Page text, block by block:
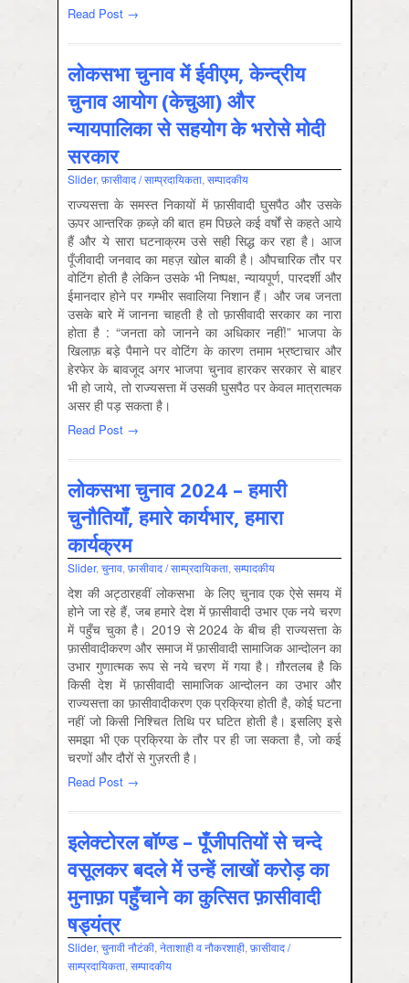
Read Post →
लोकसभा चुनाव में ईवीएम, केन्द्रीय
चुनाव आयोग (केचुआ) और
न्यायपालिका से सहयोग के भरोसे मोदी
सरकार
Slider, फ़ासीवाद / साम्‍प्रदायिकता, सम्‍पादकीय
राज्यसत्ता के समस्त निकायों में फ़ासीवादी घुसपैठ और उसके
ऊपर आन्तरिक क़ब्ज़े की बात हम पिछले कई वर्षों से कहते आये
हैं और ये सारा घटनाक्रम उसे सही सिद्ध कर रहा है। आज
पूँजीवादी जनवाद का महज़ खोल बाकी है। औपचारिक तौर पर
वोटिंग होती है लेकिन उसके भी निष्पक्ष, न्यायपूर्ण, पारदर्शी और
ईमानदार होने पर गम्भीर सवालिया निशान हैं। और जब जनता
उसके बारे में जानना चाहती है तो फ़ासीवादी सरकार का नारा
होता है : “जनता को जानने का अधिकार नहीं!” भाजपा के
खिलाफ़ बड़े पैमाने पर वोटिंग के कारण तमाम भ्रष्टाचार और
हेरफेर के बावजूद अगर भाजपा चुनाव हारकर सरकार से बाहर
भी हो जाये, तो राज्यसत्ता में उसकी घुसपैठ पर केवल मात्रात्मक
असर ही पड़ सकता है।
Read Post →
लोकसभा चुनाव 2024 – हमारी
चुनौतियाँ, हमारे कार्यभार, हमारा
कार्यक्रम
Slider, चुनाव, फ़ासीवाद / साम्‍प्रदायिकता, सम्‍पादकीय
देश की अट्ठारहवीं लोकसभा के लिए चुनाव एक ऐसे समय में
होने जा रहे हैं, जब हमारे देश में फ़ासीवादी उभार एक नये चरण
में पहुँच चुका है। 2019 से 2024 के बीच ही राज्यसत्ता के
फ़ासीवादीकरण और समाज में फ़ासीवादी सामाजिक आन्दोलन का
उभार गुणात्मक रूप से नये चरण में गया है। ग़ौरतलब है कि
किसी देश में फ़ासीवादी सामाजिक आन्दोलन का उभार और
राज्यसत्ता का फ़ासीवादीकरण एक प्रक्रिया होती है, कोई घटना
नहीं जो किसी निश्चित तिथि पर घटित होती है। इसलिए इसे
समझा भी एक प्रक्रिया के तौर पर ही जा सकता है, जो कई
चरणों और दौरों से गुज़रती है।
Read Post →
इलेक्टोरल बॉण्ड – पूँजीपतियों से चन्दे
वसूलकर बदले में उन्हें लाखों करोड़ का
मुनाफ़ा पहुँचाने का कुत्सित फ़ासीवादी
षड्यंत्र
Slider, चुनावी नौटंकी, नेताशाही व नौकरशाही, फ़ासीवाद /
साम्‍प्रदायिकता, सम्‍पादकीय